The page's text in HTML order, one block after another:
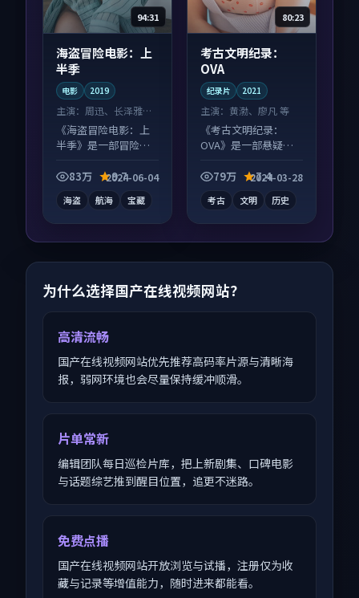
94:31
海盗冒险电影：上
半季
电影 2019
主演： 周迅、长泽雅美
等
《海盗冒险电影：上
半季》是一部冒险向
层层推进，尾声常有
83万 9.7
2024-06-04
海盗 航海 宝藏
80:23
考古文明纪录：
OVA
纪录片 2021
主演： 黄渤、廖凡 等
《考古文明纪录：
OVA》是一部悬疑向
感在线，配乐与镜头
79万 7.4
2024-03-28
考古 文明 历史
为什么选择国产在线视频网站？
高清流畅
国产在线视频网站优先推荐高码率片源与清晰海
报，弱网环境也会尽量保持缓冲顺滑。
片单常新
编辑团队每日巡检片库，把上新剧集、口碑电影
与话题综艺推到醒目位置，追更不迷路。
免费点播
国产在线视频网站开放浏览与试播，注册仅为收
藏与记录等增值能力，随时进来都能看。